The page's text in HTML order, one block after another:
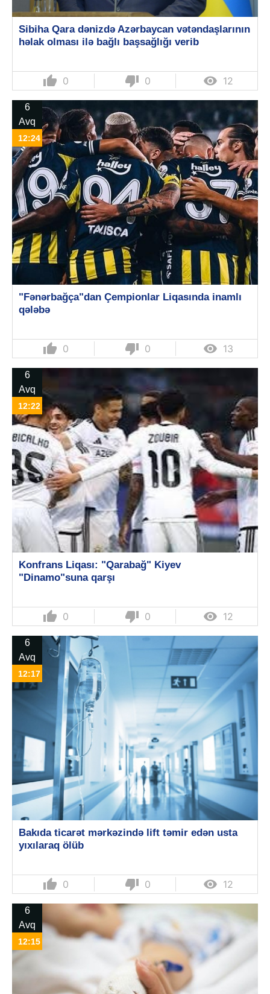
Sibiha Qara dənizdə Azərbaycan vətəndaşlarının
həlak olması ilə bağlı başsağlığı verib
thumb_up 0 thumb_down 0  12
6
Avq
12:24
"Fənərbağça"dan Çempionlar Liqasında inamlı
qələbə
thumb_up 0 thumb_down 0  13
6
Avq
12:22
Konfrans Liqası: "Qarabağ" Kiyev
"Dinamo"suna qarşı
thumb_up 0 thumb_down 0  12
6
Avq
12:17
Bakıda ticarət mərkəzində lift təmir edən usta
yıxılaraq ölüb
thumb_up 0 thumb_down 0  12
6
Avq
12:15